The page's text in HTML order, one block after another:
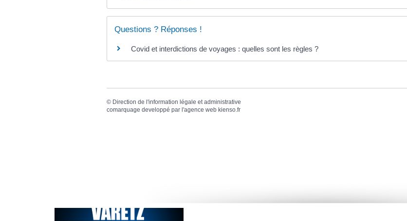
Questions ? Réponses !
Covid et interdictions de voyages : quelles sont les règles ?
© Direction de l'information légale et administrative
comarquage developpé par l'agence web kienso.fr